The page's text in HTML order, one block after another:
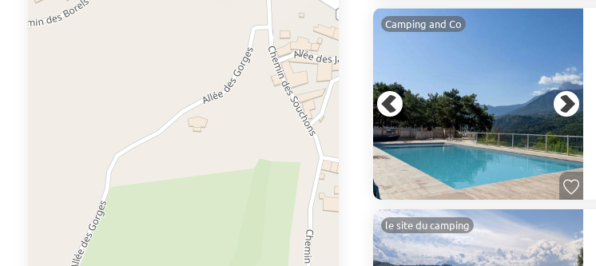
Camping and Co
le site du camping